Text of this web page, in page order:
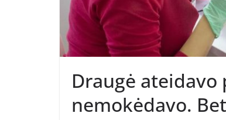
Draugė
nemokėdavo.